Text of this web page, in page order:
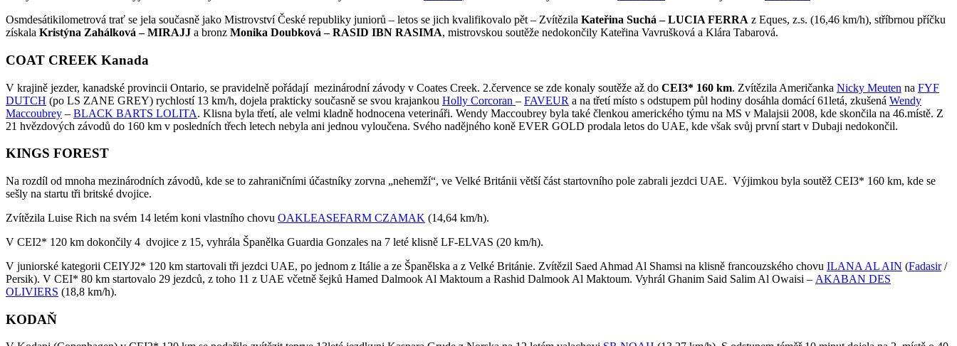
Osmdesátikilometrová trať se jela současně jako Mistrovství České republiky juniorů – letos se jich kvalifikovalo pět – Zvítězila Kateřina Suchá – LUCIA FERRA z Eques, z.s. (16,46 km/h), stříbrnou příčku
získala Kristýna Zahálková – MIRAJJ a bronz Monika Doubková – RASID IBN RASIMA, mistrovskou soutěže nedokončily Kateřina Vavrušková a Klára Tabarová.
COAT CREEK Kanada
V krajině jezder, kanadské provincii Ontario, se pravidelně pořádají mezinárodní závody v Coates Creek. 2.července se zde konaly soutěže až do CEI3* 160 km. Zvítězila Američanka Nicky Meuten na FYF
DUTCH (po LS ZANE GREY) rychlostí 13 km/h, dojela prakticky současně se svou krajankou Holly Corcoran – FAVEUR a na třetí místo s odstupem půl hodiny dosáhla domácí 61letá, zkušená Wendy
Maccoubrey – BLACK BARTS LOLITA. Klisna byla třetí, ale velmi kladně hodnocena veterináři. Wendy Maccoubrey byla také členkou amerického týmu na MS v Malajsii 2008, kde skončila na 46.místě. Z
21 hvězdových závodů do 160 km v posledních třech letech nebyla ani jednou vyloučena. Svého nadějného koně EVER GOLD prodala letos do UAE, kde však svůj první start v Dubaji nedokončil.
KINGS FOREST
Na rozdíl od mnoha mezinárodních závodů, kde se to zahraničními účastníky zorvna „nehemží“, ve Velké Británii větší část startovního pole zabrali jezdci UAE. Výjimkou byla soutěž CEI3* 160 km, kde se
sešly na startu tři britské dvojice.
Zvítězila Luise Rich na svém 14 letém koni vlastního chovu OAKLEASEFARM CZAMAK (14,64 km/h).
V CEI2* 120 km dokončily 4 dvojice z 15, vyhrála Španělka Guardia Gonzales na 7 leté klisně LF-ELVAS (20 km/h).
V juniorské kategorii CEIYJ2* 120 km startovali tři jezdci UAE, po jednom z Itálie a ze Španělska a z Velké Británie. Zvítězil Saed Ahmad Al Shamsi na klisně francouzského chovu ILANA AL AIN (Fadasir/
Persik). V CEI* 80 km startovalo 29 jezdců, z toho 11 z UAE včetně šejků Hamed Dalmook Al Maktoum a Rashid Dalmook Al Maktoum. Vyhrál Ghanim Said Salim Al Owaisi – AKABAN DES
OLIVIERS (18,8 km/h).
KODAŇ